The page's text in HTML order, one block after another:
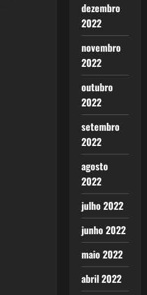
dezembro
2022
novembro
2022
outubro
2022
setembro
2022
agosto
2022
julho 2022
junho 2022
maio 2022
abril 2022